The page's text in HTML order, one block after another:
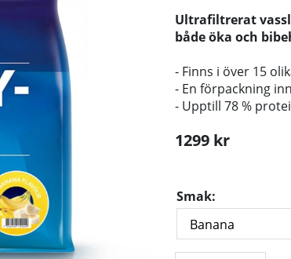
Ultrafiltrerat
både öka och
- Finns i över 15
- En förpackning
- Upptill 78 %
1299 kr
Smak: